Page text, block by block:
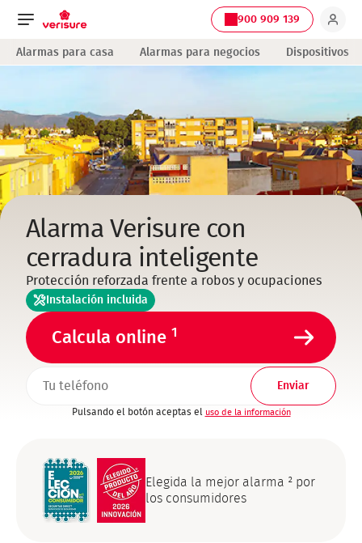
Navegación
principal
Alarmas para casa Alarmas para negocios Dispositivos
900 909 139
Alarma Verisure con
cerradura inteligente
Protección reforzada frente a robos y ocupaciones
Instalación incluida
Calcula online 1
Pulsando el botón aceptas el uso de la información
Elegida la mejor alarma ² por
los consumidores